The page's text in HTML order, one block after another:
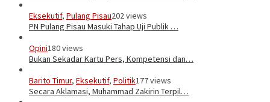
Eksekutif, Pulang Pisau202 views
PN Pulang Pisau Masuki Tahap Uji Publik …
Opini180 views
Bukan Sekadar Kartu Pers, Kompetensi dan…
Barito Timur, Eksekutif, Politik177 views
Secara Aklamasi, Muhammad Zakirin Terpil…